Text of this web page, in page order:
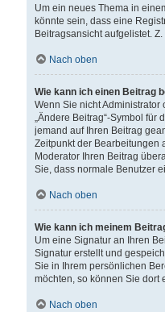
Um ein neues Thema in
könnte sein, dass eine
Beitragsansicht aufgelistet.
Nach oben
Wie kann ich einen Beitrag
Wenn Sie nicht
„Ändere Beitrag“-Symbol
jemand auf Ihren Beitrag
Zeitpunkt der Bearbeitungen
Moderator Ihren Beitrag
Sie, dass normale Benutzer
Nach oben
Wie kann ich meinem
Um eine Signatur an Ihren
Signatur erstellt und
Sie in Ihrem persönlichen
möchten, so können Sie dort
Nach oben